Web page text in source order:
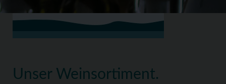
Unser Weinsortiment.